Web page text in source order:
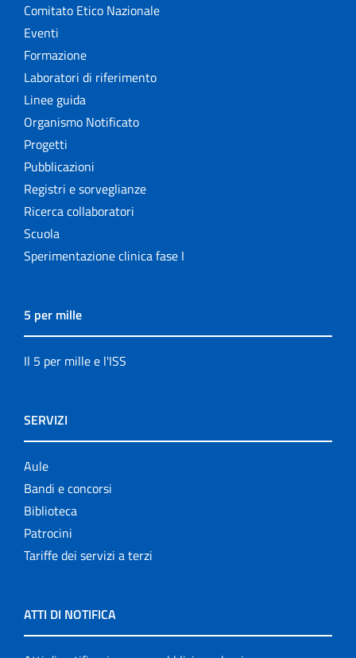
Comitato Etico Nazionale
Eventi
Formazione
Laboratori di riferimento
Linee guida
Organismo Notificato
Progetti
Pubblicazioni
Registri e sorveglianze
Ricerca collaboratori
Scuola
Sperimentazione clinica fase I
5 per mille
Il 5 per mille e l'ISS
SERVIZI
Aule
Bandi e concorsi
Biblioteca
Patrocini
Tariffe dei servizi a terzi
ATTI DI NOTIFICA